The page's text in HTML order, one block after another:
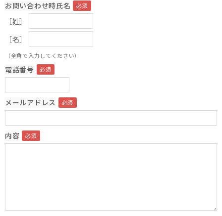
お問い合わせ時氏名
［姓］
［名］
（全角で入力してください）
電話番号
メールアドレス
内容